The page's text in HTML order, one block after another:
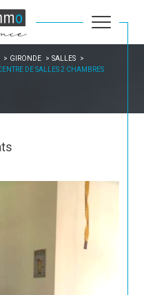
GIRONDE
SALLES
DE SALLES 2 CHAMBRES